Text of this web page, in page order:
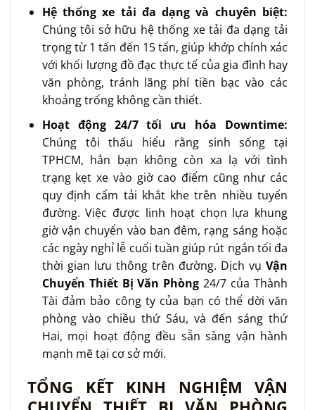
Hệ thống xe tải đa dạng và chuyên biệt:
Chúng tôi sở hữu hệ thống xe tải đa dạng tải
trọng từ 1 tấn đến 15 tấn, giúp khớp chính xác
với khối lượng đồ đạc thực tế của gia đình hay
văn phòng, tránh lãng phí tiền bạc vào các
khoảng trống không cần thiết.
Hoạt động 24/7 tối ưu hóa Downtime:
Chúng tôi thấu hiểu rằng sinh sống tại
TPHCM, hẳn bạn không còn xa lạ với tình
trạng kẹt xe vào giờ cao điểm cũng như các
quy định cấm tải khắt khe trên nhiều tuyến
đường. Việc được linh hoạt chọn lựa khung
giờ vận chuyển vào ban đêm, rạng sáng hoặc
các ngày nghỉ lễ cuối tuần giúp rút ngắn tối đa
thời gian lưu thông trên đường. Dịch vụ Vận
Chuyển Thiết Bị Văn Phòng 24/7 của Thành
Tài đảm bảo công ty của bạn có thể dời văn
phòng vào chiều thứ Sáu, và đến sáng thứ
Hai, mọi hoạt động đều sẵn sàng vận hành
mạnh mẽ tại cơ sở mới.
TỔNG KẾT KINH NGHIỆM VẬN